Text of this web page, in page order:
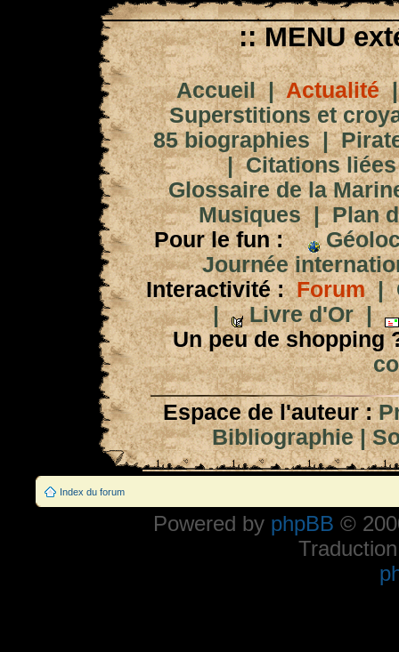
:: MENU
Accueil|Actualité
Superstitions et
85 biographies|
|Citations
Glossaire de la
Musiques|Plan
Pour le fun :
Journée
Interactivité : Forum|
|
Livre d'Or|
Un peu de shopping
Espace de l'auteur :
Bibliographie|
Index du forum
Powered by phpBB ©